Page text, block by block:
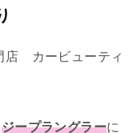
店 カービューティ
ジープラングラーに